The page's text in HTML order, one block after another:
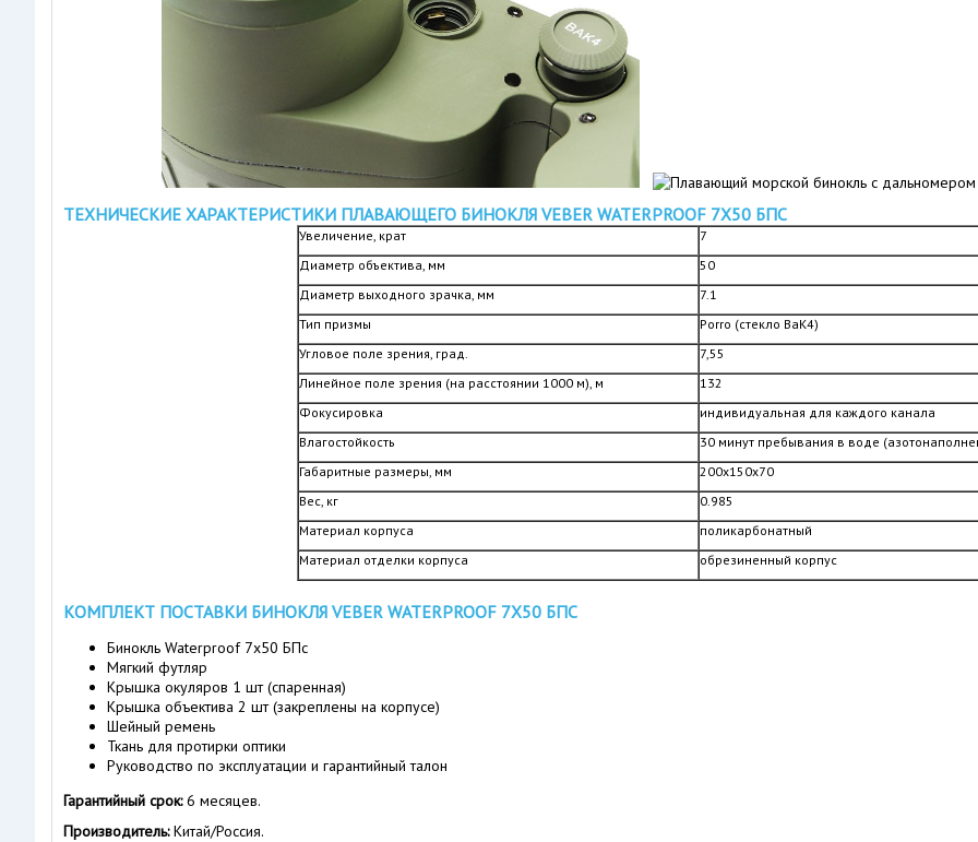
ТЕХНИЧЕСКИЕ ХАРАКТЕРИСТИКИ ПЛАВАЮЩЕГО БИНОКЛЯ VEBER WATERPROOF 7X50 БПС
Увеличение, крат
7
Диаметр объектива, мм
50
Диаметр выходного зрачка, мм
7.1
Тип призмы
Porro (стекло BaK4)
Угловое поле зрения, град.
7,55
Линейное поле зрения (на расстоянии 1000 м), м
132
Фокусировка
индивидуальная для каждого канала
Влагостойкость
30 минут пребывания в воде
Габаритные размеры, мм
200х150х70
Вес, кг
0.985
Материал корпуса
поликарбонатный
Материал отделки корпуса
обрезиненный корпус
КОМПЛЕКТ ПОСТАВКИ БИНОКЛЯ VEBER WATERPROOF 7X50 БПС
Бинокль Waterproof 7x50 БПс
Мягкий футляр
Крышка окуляров 1 шт (спаренная)
Крышка объектива 2 шт (закреплены на корпусе)
Шейный ремень
Ткань для протирки оптики
Руководство по эксплуатации и гарантийный талон
Гарантийный срок:6 месяцев.
Производитель:Китай/Россия.